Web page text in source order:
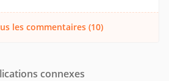
les commentaires (10)
connexes